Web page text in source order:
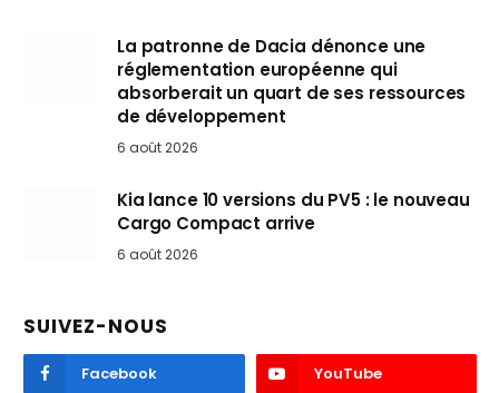
La patronne de Dacia dénonce une
réglementation européenne qui
absorberait un quart de ses ressources
de développement
6 août 2026
Kia lance 10 versions du PV5 : le nouveau
Cargo Compact arrive
6 août 2026
SUIVEZ-NOUS
Facebook YouTube